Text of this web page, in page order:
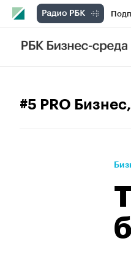
РБК
#5 PRO Бизнес